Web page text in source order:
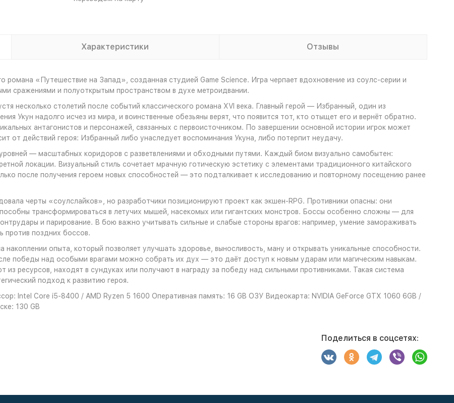
Характеристики Отзывы
романа «Путешествие на Запад», созданная студией Game Science. Игра черпает вдохновение из соулс‑серии и
сражениями и полуоткрытым пространством в духе метроидвании.
несколько столетий после событий классического романа XVI века. Главный герой — Избранный, один из
Укун надолго исчез из мира, и воинственные обезьяны верят, что появится тот, кто отыщет его и вернёт обратно.
антагонистов и персонажей, связанных с первоисточником. По завершении основной истории игрок может
от действий героя: Избранный либо унаследует воспоминания Укуна, либо потерпит неудачу.
— масштабных коридоров с разветвлениями и обходными путями. Каждый биом визуально самобытен:
локации. Визуальный стиль сочетает мрачную готическую эстетику с элементами традиционного китайского
после получения героем новых способностей — это подталкивает к исследованию и повторному посещению ранее
черты «соулслайков», но разработчики позиционируют проект как экшен‑RPG. Противники опасны: они
трансформироваться в летучих мышей, насекомых или гигантских монстров. Боссы особенно сложны — для
и парирование. В бою важно учитывать сильные и слабые стороны врагов: например, умение замораживать
против поздних боссов.
накоплении опыта, который позволяет улучшать здоровье, выносливость, ману и открывать уникальные способности.
победы над особыми врагами можно собрать их дух — это даёт доступ к новым ударам или магическим навыкам.
из ресурсов, находят в сундуках или получают в награду за победу над сильными противниками. Такая система
подход к развитию героя.
Intel Core i5-8400 / AMD Ryzen 5 1600 Оперативная память: 16 GB ОЗУ Видеокарта: NVIDIA GeForce GTX 1060 6GB /
130 GB
Поделиться в соцсетях: